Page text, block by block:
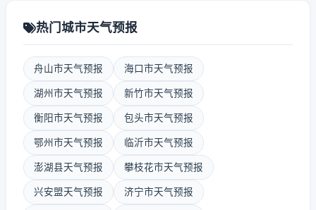
热门城市天气预报
舟山市天气预报 海口市天气预报
湖州市天气预报 新竹市天气预报
衡阳市天气预报 包头市天气预报
鄂州市天气预报 临沂市天气预报
澎湖县天气预报 攀枝花市天气预报
兴安盟天气预报 济宁市天气预报